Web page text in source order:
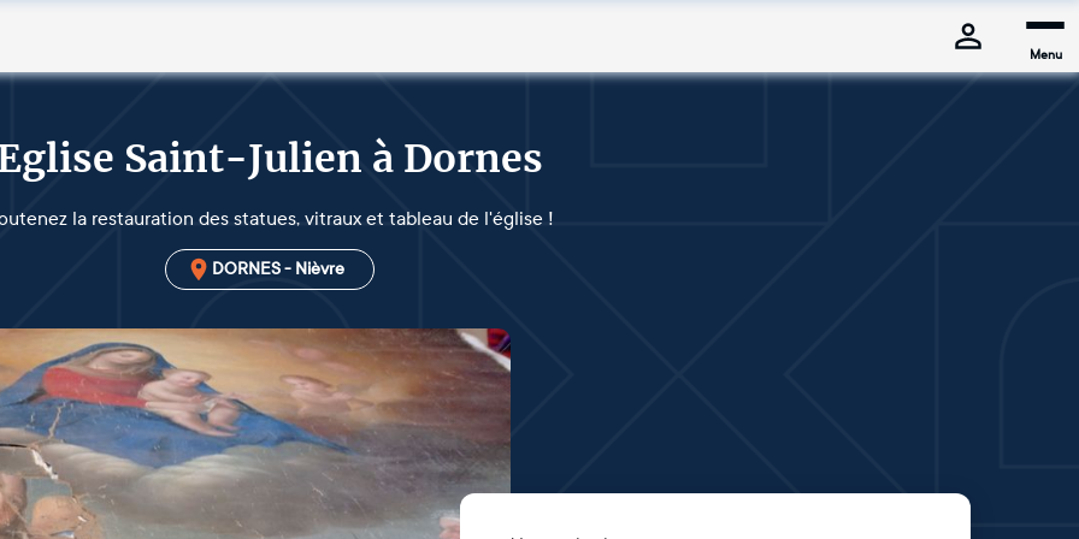
Menu
Saint-Julien à Dornes
la restauration des statues, vitraux et tableau de l'église !
DORNES - Nièvre